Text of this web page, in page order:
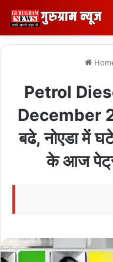
Petrol
December
बढे, नोएडा में
के आज